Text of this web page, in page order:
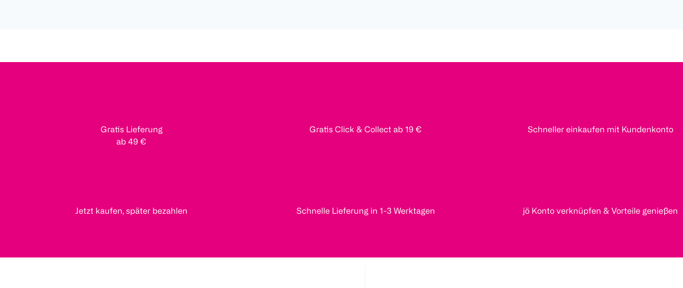
Gratis Lieferung
ab 49 €
Gratis Click & Collect ab 19 € Schneller einkaufen mit Kundenkonto
Jetzt kaufen, später bezahlen Schnelle Lieferung in 1-3 Werktagen jö Konto verknüpfen & Vorteile genießen